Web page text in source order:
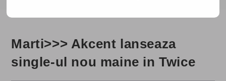
Marti>>> Akcent lanseaza
single-ul nou maine in Twice